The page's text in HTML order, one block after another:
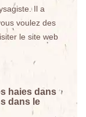
Il a
voulez des
le site web
haies dans
dans le